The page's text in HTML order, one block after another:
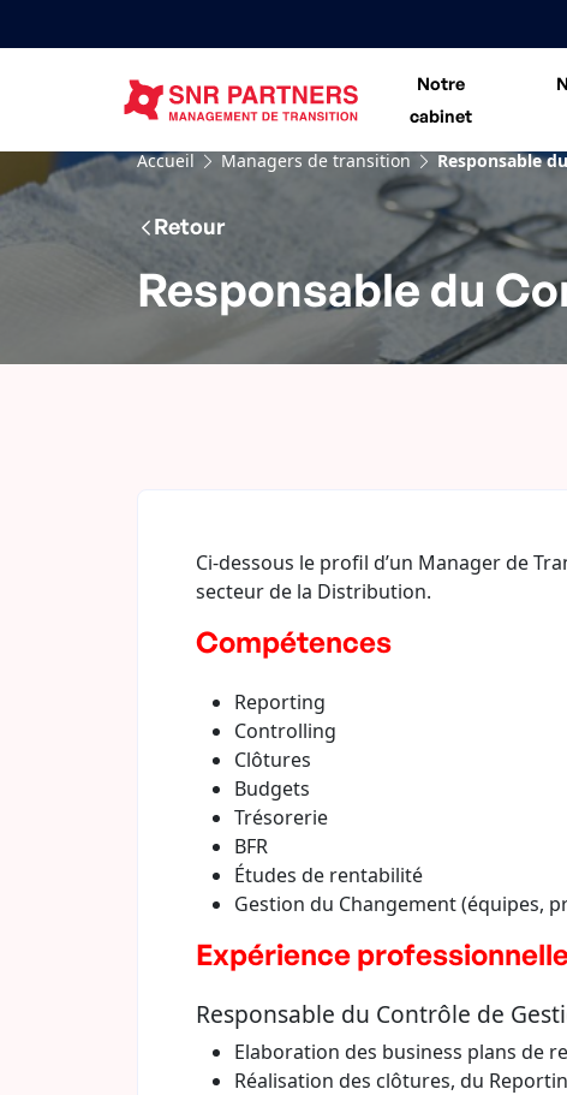
Notre
cabinet
Accueil Managers de transition Responsable
Retour
Responsable du
Ci-dessous le profil d’un Manager de
secteur de la Distribution.
Compétences
Reporting
Controlling
Clôtures
Budgets
Trésorerie
BFR
Études de rentabilité
Gestion du Changement (équipes,
Expérience
Responsable du Contrôle de
Elaboration des business plans de
Réalisation des clôtures, du